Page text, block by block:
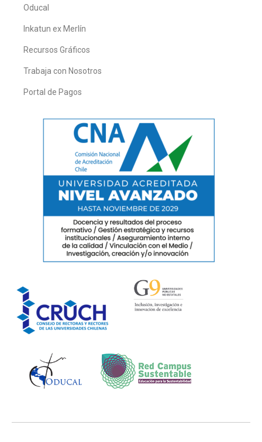
Oducal
Inkatun ex Merlín
Recursos Gráficos
Trabaja con Nosotros
Portal de Pagos